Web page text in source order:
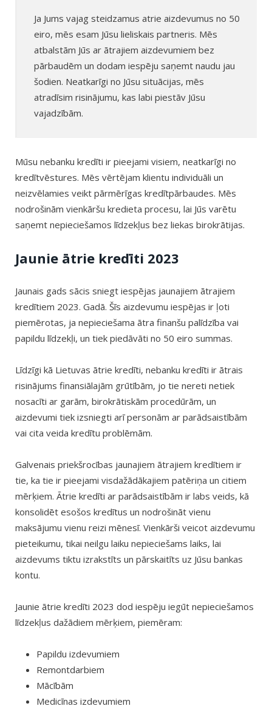
Ja Jums vajag steidzamus atrie aizdevumus no 50
eiro, mēs esam Jūsu lieliskais partneris. Mēs
atbalstām Jūs ar ātrajiem aizdevumiem bez
pārbaudēm un dodam iespēju saņemt naudu jau
šodien. Neatkarīgi no Jūsu situācijas, mēs
atradīsim risinājumu, kas labi piestāv Jūsu
vajadzībām.
Mūsu nebanku kredīti ir pieejami visiem, neatkarīgi no
kredītvēstures. Mēs vērtējam klientu individuāli un
neizvēlamies veikt pārmērīgas kredītpārbaudes. Mēs
nodrošinām vienkāršu kredieta procesu, lai Jūs varētu
saņemt nepieciešamos līdzekļus bez liekas birokrātijas.
Jaunie ātrie kredīti 2023
Jaunais gads sācis sniegt iespējas jaunajiem ātrajiem
kredītiem 2023. Gadā. Šīs aizdevumu iespējas ir ļoti
piemērotas, ja nepieciešama ātra finanšu palīdzība vai
papildu līdzekļi, un tiek piedāvāti no 50 eiro summas.
Līdzīgi kā Lietuvas ātrie kredīti, nebanku kredīti ir ātrais
risinājums finansiālajām grūtībām, jo tie nereti netiek
nosacīti ar garām, birokrātiskām procedūrām, un
aizdevumi tiek izsniegti arī personām ar parādsaistībām
vai cita veida kredītu problēmām.
Galvenais priekšrocības jaunajiem ātrajiem kredītiem ir
tie, ka tie ir pieejami visdažādākajiem patēriņa un citiem
mērķiem. Ātrie kredīti ar parādsaistībām ir labs veids, kā
konsolidēt esošos kredītus un nodrošināt vienu
maksājumu vienu reizi mēnesī. Vienkārši veicot aizdevumu
pieteikumu, tikai neilgu laiku nepieciešams laiks, lai
aizdevums tiktu izrakstīts un pārskaitīts uz Jūsu bankas
kontu.
Jaunie ātrie kredīti 2023 dod iespēju iegūt nepieciešamos
līdzekļus dažādiem mērķiem, piemēram:
Papildu izdevumiem
Remontdarbiem
Mācībām
Medicīnas izdevumiem